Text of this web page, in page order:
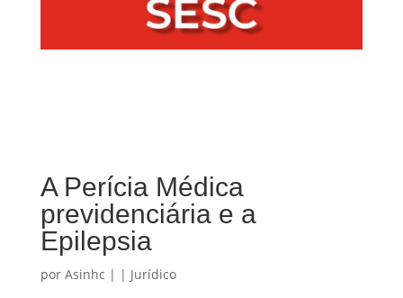
A Perícia Médica
previdenciária e a
Epilepsia
por Asinhc | | Jurídico